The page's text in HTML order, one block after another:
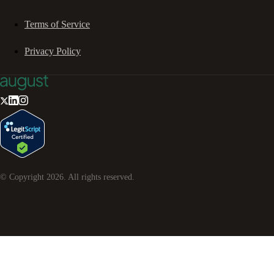
Terms of Service
Privacy Policy
© Copyright 2026 . All rights reserved.